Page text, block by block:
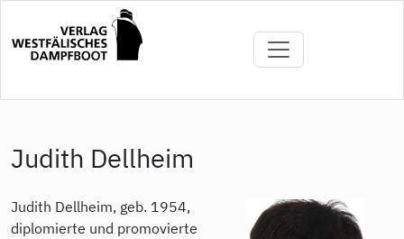
Inhalt
Judith Dellheim
Judith Dellheim, geb. 1954,
diplomierte und promovierte